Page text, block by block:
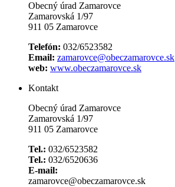
Obecný úrad Zamarovce
Zamarovská 1/97
911 05 Zamarovce
Telefón: 032/6523582
Email: zamarovce@obeczamarovce.sk
web: www.obeczamarovce.sk
Kontakt
Obecný úrad Zamarovce
Zamarovská 1/97
911 05 Zamarovce
Tel.: 032/6523582
Tel.: 032/6520636
E-mail:
zamarovce@obeczamarovce.sk